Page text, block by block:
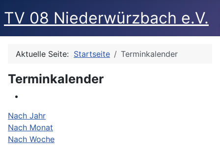
TV 08 Niederwürzbach e.V.
Aktuelle Seite: Startseite Terminkalender
Terminkalender
Nach Jahr
Nach Monat
Nach Woche